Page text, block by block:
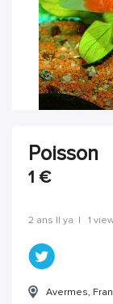
Poisson
1 €
2 ans Il ya | 1
Avermes,